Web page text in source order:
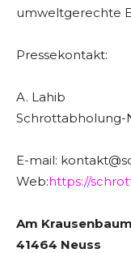
umweltgerechte
Pressekontakt:
A. Lahib
Schrottabholung-
E-mail:
Web:https://
Am
41464 Neuss